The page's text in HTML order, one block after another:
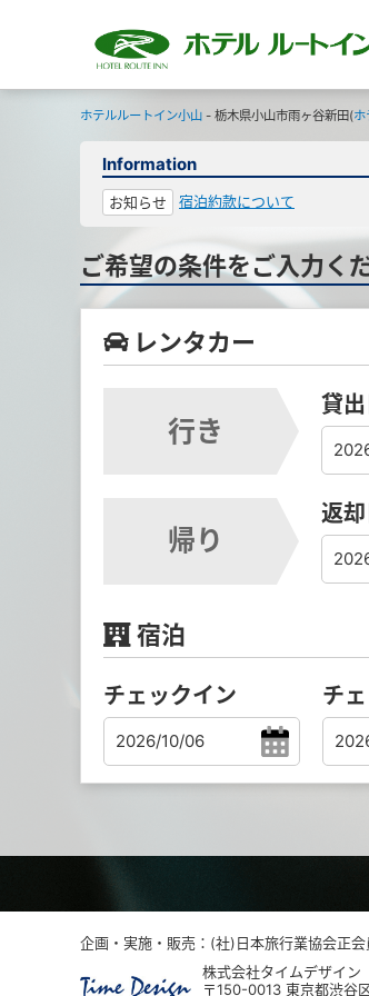
ホテルルートイン小山 - 栃木県小山市雨ヶ谷新田(ホ
Information
お知らせ 宿泊約款について
ご希望の条件をご入力く
レンタカー
行き
貸
帰り
返
宿泊
チェックイン チ
企画・実施・販売：(社)日本旅行業協会正
株式会社タイムデザイン
〒150-0013 東京都渋谷